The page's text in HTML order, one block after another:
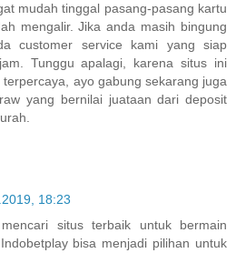
mudah tinggal pasang-pasang kartu
mengalir. Jika anda masih bingung
customer service kami yang siap
Tunggu apalagi, karena situs ini
terpercaya, ayo gabung sekarang juga
yang bernilai juataan dari deposit
18:23
situs terbaik untuk bermain
bisa menjadi pilihan untuk